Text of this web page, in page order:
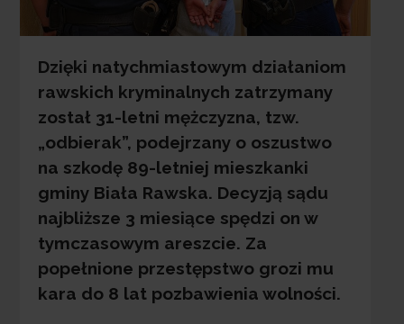
Dzięki natychmiastowym działaniom
rawskich kryminalnych zatrzymany
został 31-letni mężczyzna, tzw.
„odbierak”, podejrzany o oszustwo
na szkodę 89-letniej mieszkanki
gminy Biała Rawska. Decyzją sądu
najbliższe 3 miesiące spędzi on w
tymczasowym areszcie. Za
popełnione przestępstwo grozi mu
kara do 8 lat pozbawienia wolności.